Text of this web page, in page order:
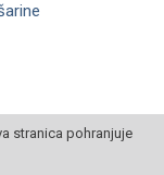
stranica pohranjuje